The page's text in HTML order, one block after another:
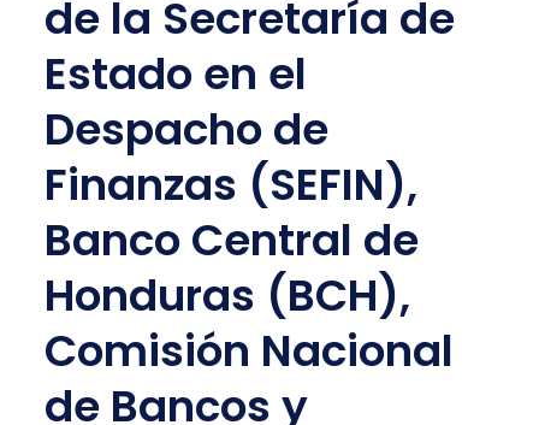
de la Secretaría de
Estado en el
Despacho de
Finanzas (SEFIN),
Banco Central de
Honduras (BCH),
Comisión Nacional
de Bancos y